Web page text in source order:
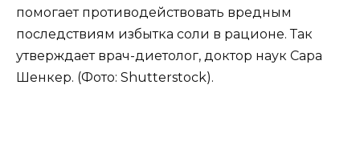
помогает противодействовать вредным
последствиям избытка соли в рационе. Так
утверждает врач-диетолог, доктор наук Сара
Шенкер. (Фото: Shutterstock).